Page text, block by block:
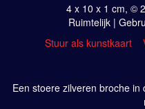
4 x 10 x 1 cm, ©
Ruimtelijk |
Stuur als kunstkaart
Een stoere zilveren broche